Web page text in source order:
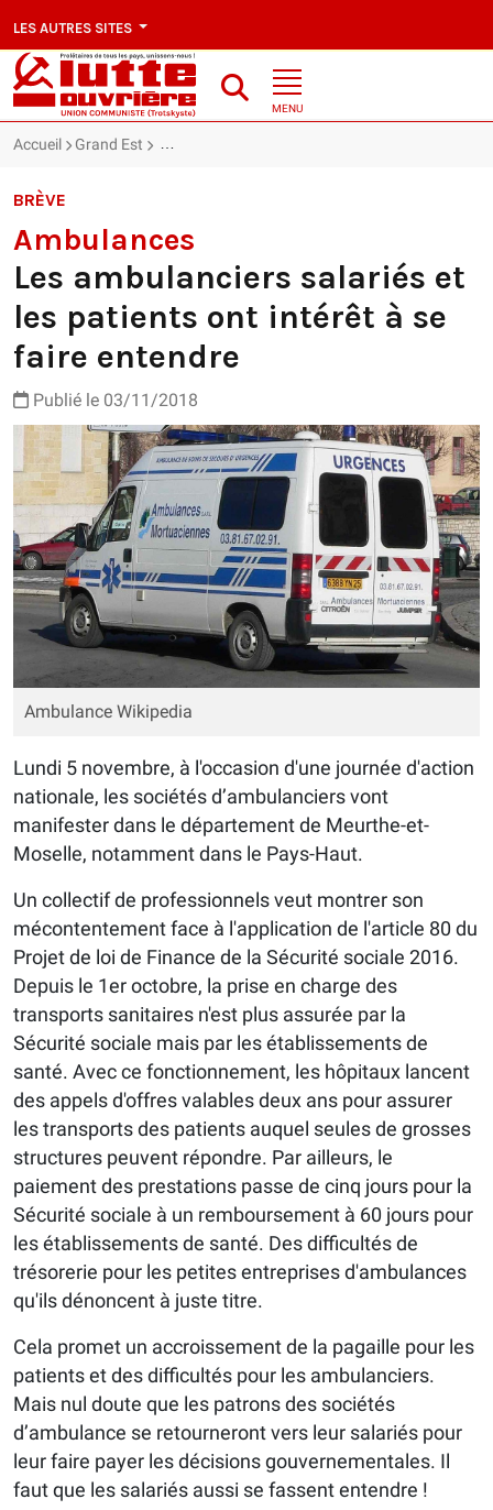
LES AUTRES SITES
MENU
Accueil Grand Est Ambulances : Les ambulanciers salariés et les
BRÈVE
Ambulances
Les ambulanciers salariés et
les patients ont intérêt à se
faire entendre
Publié le 03/11/2018
Ambulance Wikipedia
Lundi 5 novembre, à l'occasion d'une journée d'action
nationale, les sociétés d’ambulanciers vont
manifester dans le département de Meurthe-et-
Moselle, notamment dans le Pays-Haut.
Un collectif de professionnels veut montrer son
mécontentement face à l'application de l'article 80 du
Projet de loi de Finance de la Sécurité sociale 2016.
Depuis le 1er octobre, la prise en charge des
transports sanitaires n'est plus assurée par la
Sécurité sociale mais par les établissements de
santé. Avec ce fonctionnement, les hôpitaux lancent
des appels d'offres valables deux ans pour assurer
les transports des patients auquel seules de grosses
structures peuvent répondre. Par ailleurs, le
paiement des prestations passe de cinq jours pour la
Sécurité sociale à un remboursement à 60 jours pour
les établissements de santé. Des difficultés de
trésorerie pour les petites entreprises d'ambulances
qu'ils dénoncent à juste titre.
Cela promet un accroissement de la pagaille pour les
patients et des difficultés pour les ambulanciers.
Mais nul doute que les patrons des sociétés
d’ambulance se retourneront vers leur salariés pour
leur faire payer les décisions gouvernementales. Il
faut que les salariés aussi se fassent entendre !